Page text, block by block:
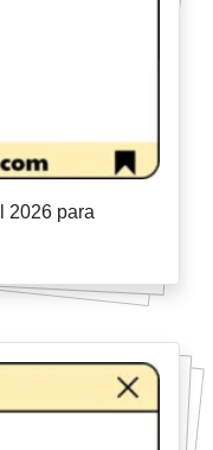
2026 para